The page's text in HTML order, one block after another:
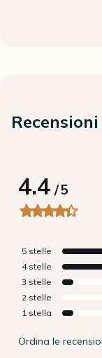
4.4/5
5 stelle
4 stelle
3 stelle
2 stelle
1 stella
Ordina le